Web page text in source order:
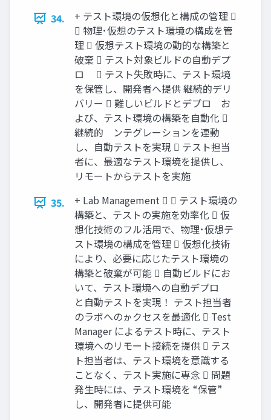
34.
+ テスト環境の仮想化と構成の管理 
 物理･仮想のテスト環境の構成を管
理  仮想テスト環境の動的な構築と
破棄  テスト対象ビルドの自動デプ
ロ゗  テスト失敗時に、テスト環境
を保管し、開発者へ提供 継続的デリ
バリー  難しいビルドとデプロ゗お
よび、テスト環境の構築を自動化 
継続的゗ンテグレーションを連動
し、自動テストを実現  テスト担当
者に、最適なテスト環境を提供し、
リモートからテストを実施
35.
+ Lab Management   テスト環境の
構築と、テストの実施を効率化  仮
想化技術のフル活用で、物理･仮想テ
スト環境の構成を管理  仮想化技術
により、必要に応じたテスト環境の
構築と破棄が可能  自動ビルドにお
いて、テスト環境への自動デプロ゗
と自動テストを実現！ テスト担当者
のラボへのゕクセスを最適化  Test
Manager によるテスト時に、テスト
環境へのリモート接続を提供  テス
ト担当者は、テスト環境を意識する
ことなく、テスト実施に専念  問題
発生時には、テスト環境を “保管”
し、開発者に提供可能